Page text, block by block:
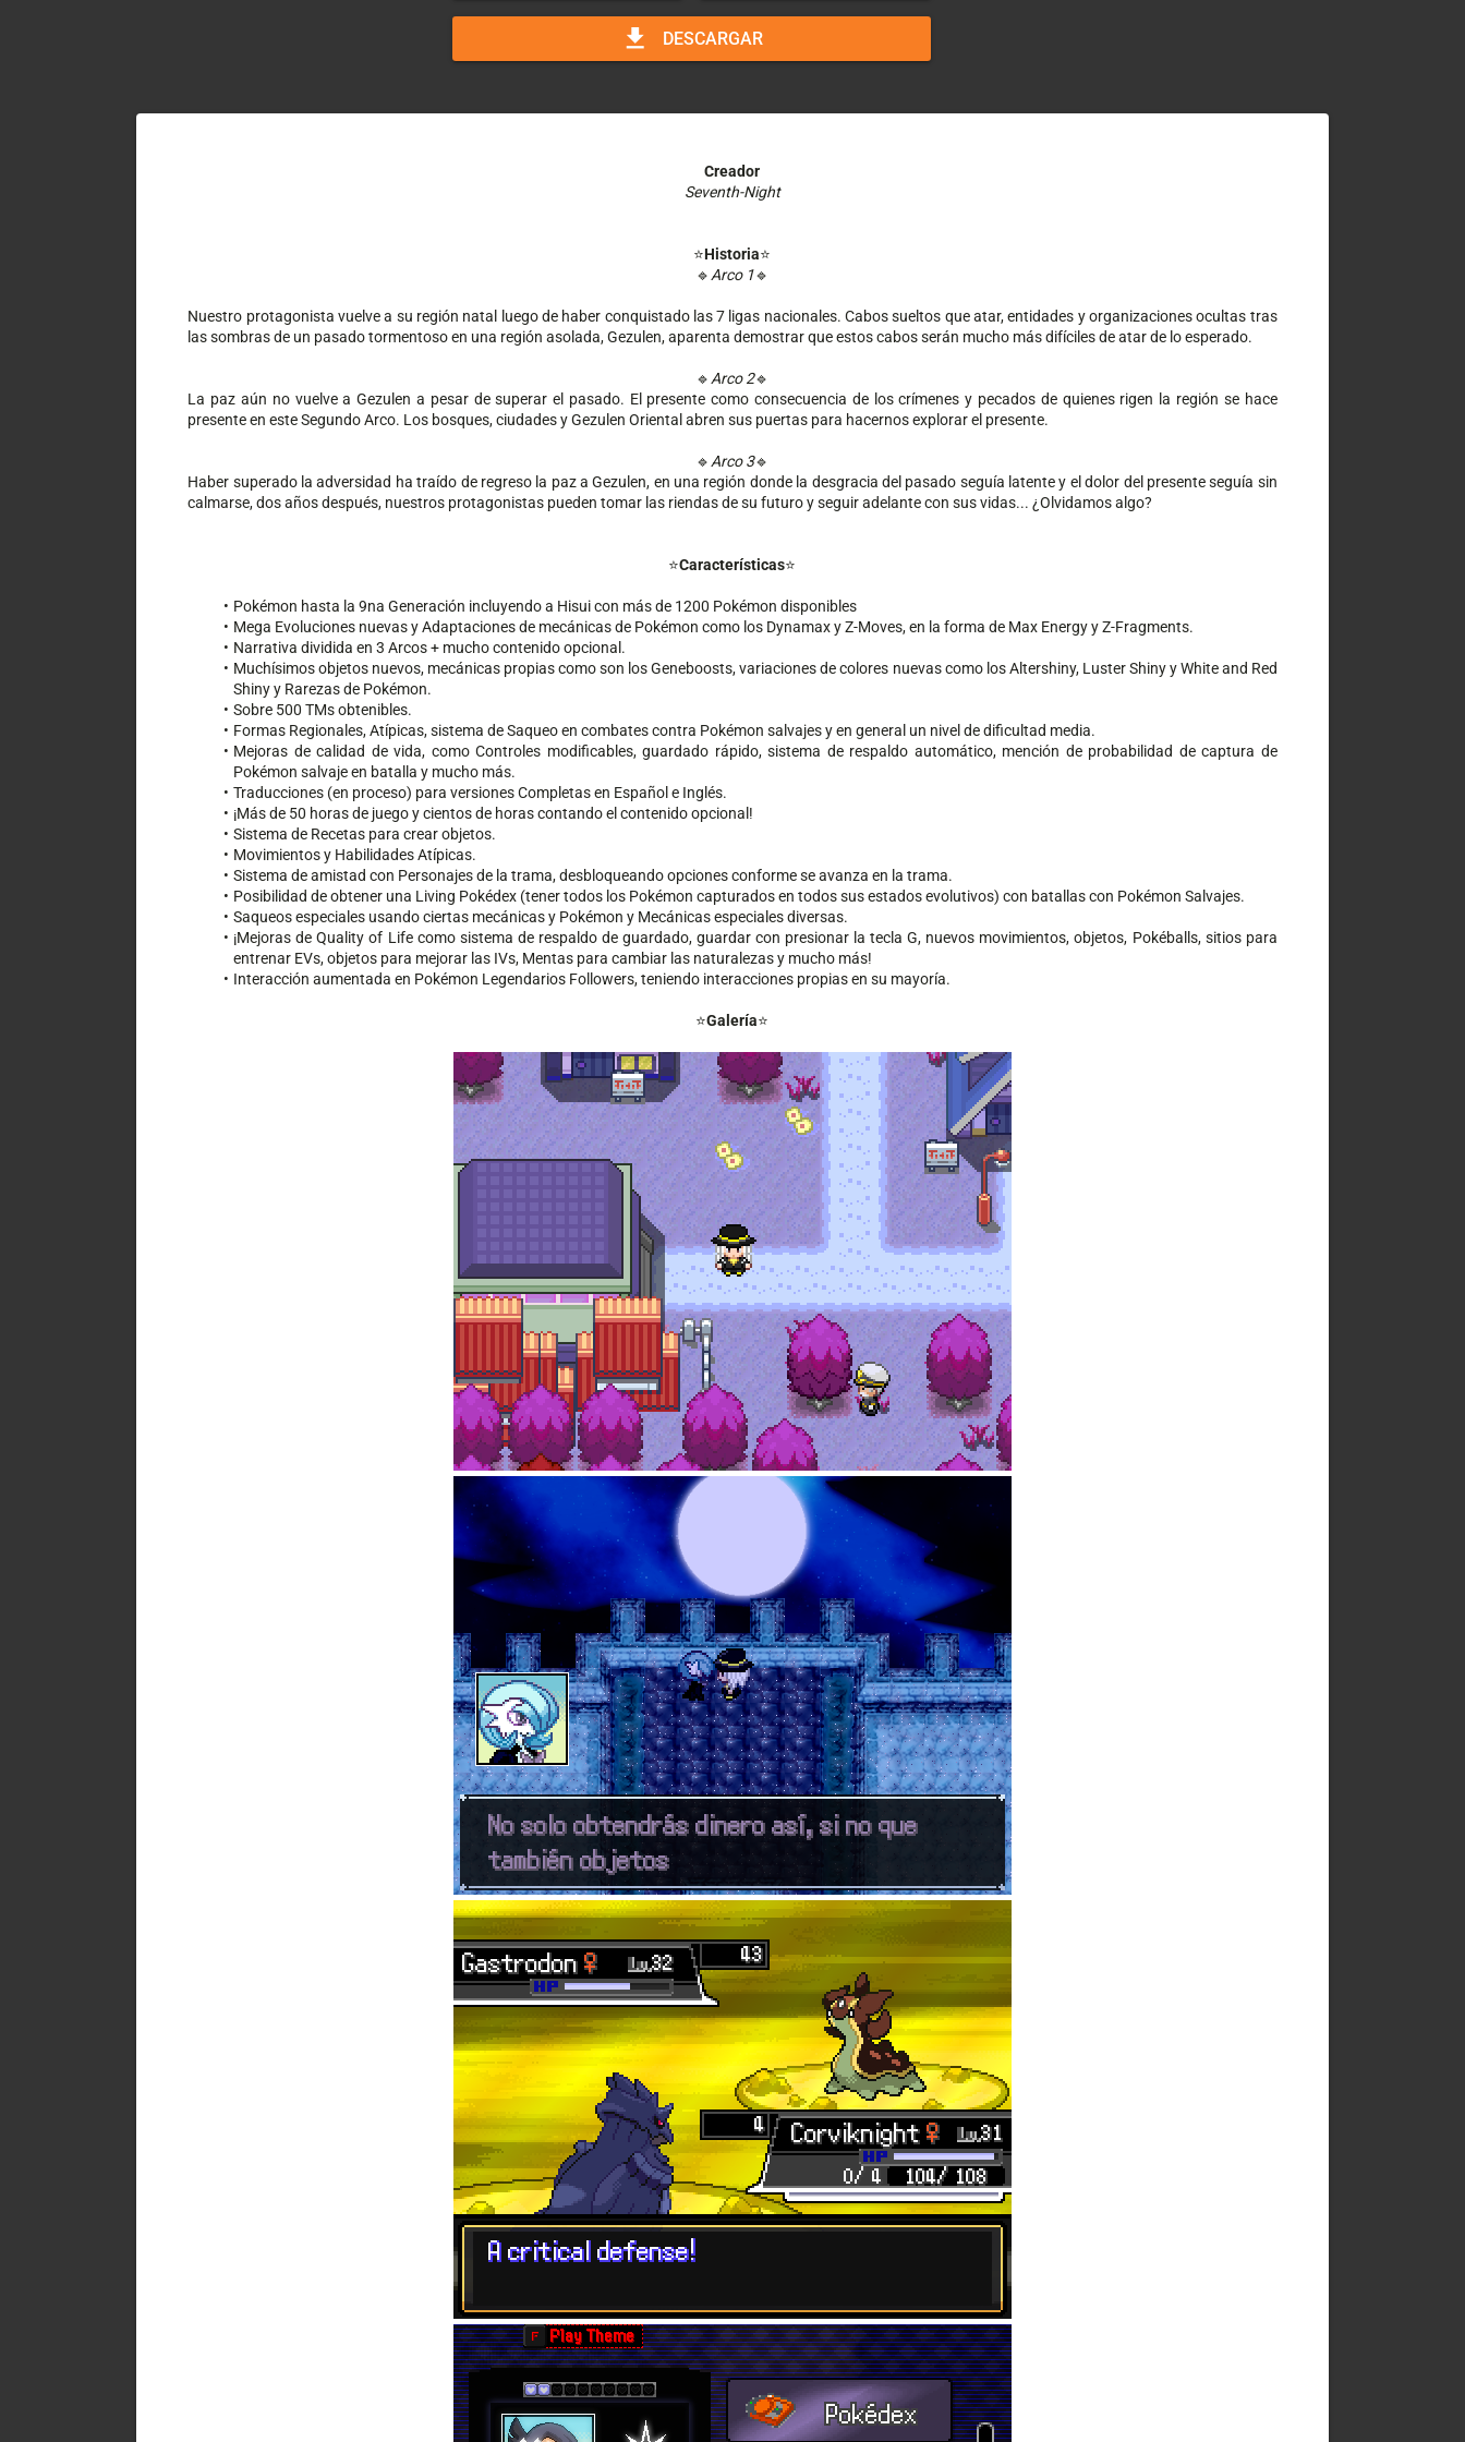
download DESCARGAR
Creador
Seventh-Night
⭐️Historia⭐️
🔹 Arco 1🔹
Nuestro protagonista vuelve a su región natal luego de haber conquistado las 7 ligas nacionales. Cabos sueltos que atar, entidades y organizaciones ocultas tras
las sombras de un pasado tormentoso en una región asolada, Gezulen, aparenta demostrar que estos cabos serán mucho más difíciles de atar de lo esperado.
🔹 Arco 2🔹
La paz aún no vuelve a Gezulen a pesar de superar el pasado. El presente como consecuencia de los crímenes y pecados de quienes rigen la región se hace
presente en este Segundo Arco. Los bosques, ciudades y Gezulen Oriental abren sus puertas para hacernos explorar el presente.
🔹 Arco 3🔹
Haber superado la adversidad ha traído de regreso la paz a Gezulen, en una región donde la desgracia del pasado seguía latente y el dolor del presente seguía sin
calmarse, dos años después, nuestros protagonistas pueden tomar las riendas de su futuro y seguir adelante con sus vidas... ¿Olvidamos algo?
⭐️Características⭐️
Pokémon hasta la 9na Generación incluyendo a Hisui con más de 1200 Pokémon disponibles
Mega Evoluciones nuevas y Adaptaciones de mecánicas de Pokémon como los Dynamax y Z-Moves, en la forma de Max Energy y Z-Fragments.
Narrativa dividida en 3 Arcos + mucho contenido opcional.
Muchísimos objetos nuevos, mecánicas propias como son los Geneboosts, variaciones de colores nuevas como los Altershiny, Luster Shiny y White and Red
Shiny y Rarezas de Pokémon.
Sobre 500 TMs obtenibles.
Formas Regionales, Atípicas, sistema de Saqueo en combates contra Pokémon salvajes y en general un nivel de dificultad media.
Mejoras de calidad de vida, como Controles modificables, guardado rápido, sistema de respaldo automático, mención de probabilidad de captura de
Pokémon salvaje en batalla y mucho más.
Traducciones (en proceso) para versiones Completas en Español e Inglés​.
¡Más de 50 horas de juego y cientos de horas contando el contenido opcional!
Sistema de Recetas para crear objetos.
Movimientos y Habilidades Atípicas.
Sistema de amistad con Personajes de la trama, desbloqueando opciones conforme se avanza en la trama.
Posibilidad de obtener una Living Pokédex (tener todos los Pokémon capturados en todos sus estados evolutivos) con batallas con Pokémon Salvajes.
Saqueos especiales usando ciertas mecánicas y Pokémon y Mecánicas especiales diversas.
¡Mejoras de Quality of Life como sistema de respaldo de guardado, guardar con presionar la tecla G, nuevos movimientos, objetos, Pokéballs, sitios para
entrenar EVs, objetos para mejorar las IVs, Mentas para cambiar las naturalezas y mucho más!
Interacción aumentada en Pokémon Legendarios Followers, teniendo interacciones propias en su mayoría.
⭐️Galería⭐️